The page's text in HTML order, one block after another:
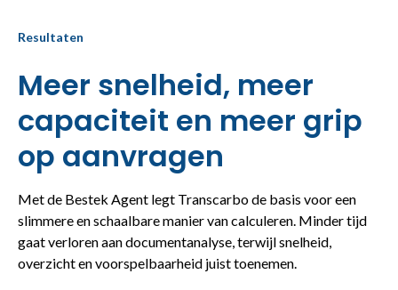
Resultaten
Meer snelheid, meer
capaciteit en meer grip
op aanvragen
Met de Bestek Agent legt Transcarbo de basis voor een
slimmere en schaalbare manier van calculeren. Minder tijd
gaat verloren aan documentanalyse, terwijl snelheid,
overzicht en voorspelbaarheid juist toenemen.